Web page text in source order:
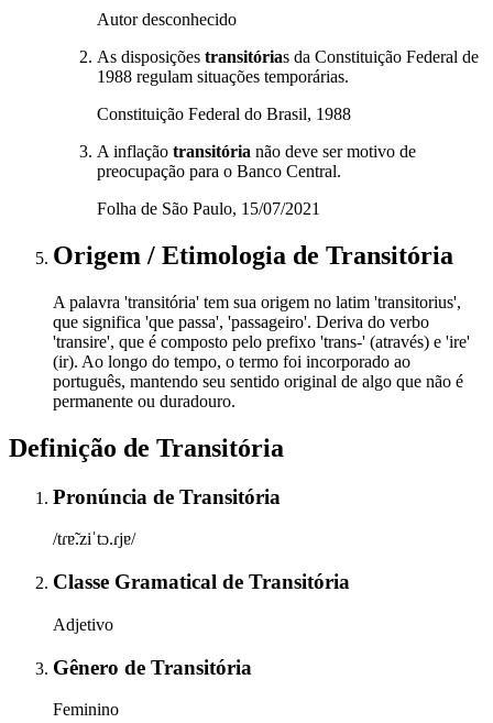
Autor desconhecido
As disposições transitórias da Constituição Federal de
1988 regulam situações temporárias.
Constituição Federal do Brasil, 1988
A inflação transitória não deve ser motivo de
preocupação para o Banco Central.
Folha de São Paulo, 15/07/2021
Origem / Etimologia de Transitória
A palavra 'transitória' tem sua origem no latim 'transitorius',
que significa 'que passa', 'passageiro'. Deriva do verbo
'transire', que é composto pelo prefixo 'trans-' (através) e 'ire'
(ir). Ao longo do tempo, o termo foi incorporado ao
português, mantendo seu sentido original de algo que não é
permanente ou duradouro.
Definição de Transitória
Pronúncia de Transitória
/tɾɐ̃.ziˈtɔ.ɾjɐ/
Classe Gramatical de Transitória
Adjetivo
Gênero de Transitória
Feminino